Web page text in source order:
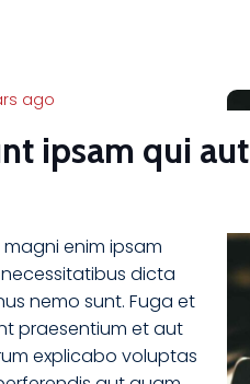
ago
ipsam qui aut
enim ipsam
dicta
nemo sunt. Fuga et
praesentium et aut
explicabo voluptas